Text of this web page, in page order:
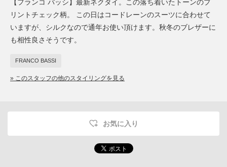
【フランコ バッシ】最新ネクタイ。この落ち着いたトーンのプ
リントチェック柄。 この日はコードレーンのスーツに合わせて
いますが、シルクなので通年お使い頂けます。秋冬のブレザーに
も相性良さそうです。
FRANCO BASSI
» このスタッフの他のスタイリングを見る
お気に入り